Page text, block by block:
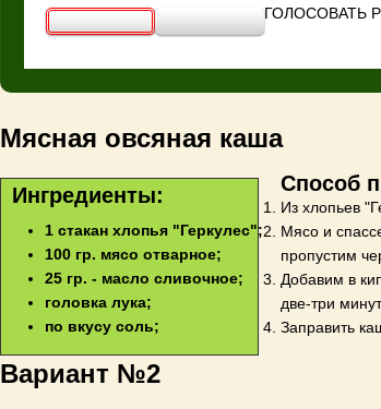
ГОЛОСОВАТЬ
Мясная овсяная каша
Ингредиенты:
1 стакан хлопья "Геркулес";
100 гр. мясо отварное;
25 гр. - масло сливочное;
головка лука;
по вкусу соль;
Способ
Из хлопьев
Мясо и
пропустим
Добавим в
две-три
Заправить
Вариант №2